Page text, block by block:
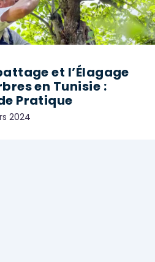
et l’Élagage
en Tunisie :
Pratique
2024